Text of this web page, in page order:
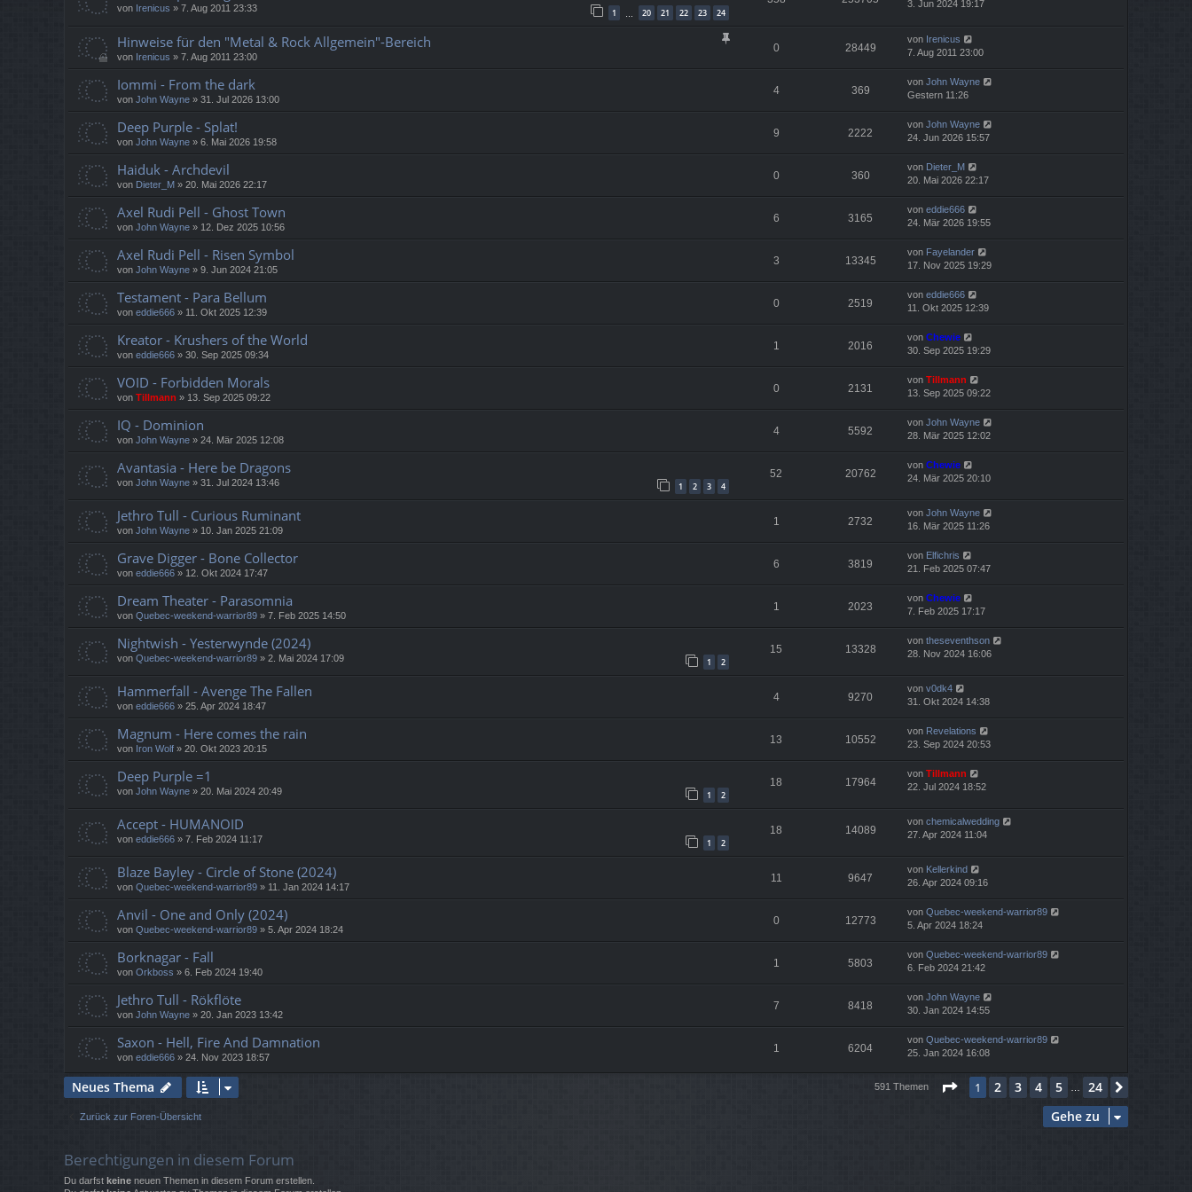
von Irenicus » 7. Aug 2011 23:33 1 20 21 22 23 24
3. Jun 2024 19:17
Hinweise für den "Metal & Rock Allgemein"-Bereich
von Irenicus » 7. Aug 2011 23:00
0 28449
von Irenicus
7. Aug 2011 23:00
Iommi - From the dark
von John Wayne » 31. Jul 2026 13:00
4 369
von John Wayne
Gestern 11:26
Deep Purple - Splat!
von John Wayne » 6. Mai 2026 19:58
9 2222
von John Wayne
24. Jun 2026 15:57
Haiduk - Archdevil
von Dieter_M » 20. Mai 2026 22:17
0 360
von Dieter_M
20. Mai 2026 22:17
Axel Rudi Pell - Ghost Town
von John Wayne » 12. Dez 2025 10:56
6 3165
von eddie666
24. Mär 2026 19:55
Axel Rudi Pell - Risen Symbol
von John Wayne » 9. Jun 2024 21:05
3 13345
von Fayelander
17. Nov 2025 19:29
Testament - Para Bellum
von eddie666 » 11. Okt 2025 12:39
0 2519
von eddie666
11. Okt 2025 12:39
Kreator - Krushers of the World
von eddie666 » 30. Sep 2025 09:34
1 2016
von Chewie
30. Sep 2025 19:29
VOID - Forbidden Morals
von Tillmann » 13. Sep 2025 09:22
0 2131
von Tillmann
13. Sep 2025 09:22
IQ - Dominion
von John Wayne » 24. Mär 2025 12:08
4 5592
von John Wayne
28. Mär 2025 12:02
Avantasia - Here be Dragons
von John Wayne » 31. Jul 2024 13:46 1 2 3 4
52 20762
von Chewie
24. Mär 2025 20:10
Jethro Tull - Curious Ruminant
von John Wayne » 10. Jan 2025 21:09
1 2732
von John Wayne
16. Mär 2025 11:26
Grave Digger - Bone Collector
von eddie666 » 12. Okt 2024 17:47
6 3819
von Elfichris
21. Feb 2025 07:47
Dream Theater - Parasomnia
von Quebec-weekend-warrior89 » 7. Feb 2025 14:50
1 2023
von Chewie
7. Feb 2025 17:17
Nightwish - Yesterwynde (2024)
von Quebec-weekend-warrior89 » 2. Mai 2024 17:09 1 2
15 13328
von theseventhson
28. Nov 2024 16:06
Hammerfall - Avenge The Fallen
von eddie666 » 25. Apr 2024 18:47
4 9270
von v0dk4
31. Okt 2024 14:38
Magnum - Here comes the rain
von Iron Wolf » 20. Okt 2023 20:15
13 10552
von Revelations
23. Sep 2024 20:53
Deep Purple =1
von John Wayne » 20. Mai 2024 20:49 1 2
18 17964
von Tillmann
22. Jul 2024 18:52
Accept - HUMANOID
von eddie666 » 7. Feb 2024 11:17 1 2
18 14089
von chemicalwedding
27. Apr 2024 11:04
Blaze Bayley - Circle of Stone (2024)
von Quebec-weekend-warrior89 » 11. Jan 2024 14:17
11 9647
von Kellerkind
26. Apr 2024 09:16
Anvil - One and Only (2024)
von Quebec-weekend-warrior89 » 5. Apr 2024 18:24
0 12773
von Quebec-weekend-warrior89
5. Apr 2024 18:24
Borknagar - Fall
von Orkboss » 6. Feb 2024 19:40
1 5803
von Quebec-weekend-warrior89
6. Feb 2024 21:42
Jethro Tull - Rökflöte
von John Wayne » 20. Jan 2023 13:42
7 8418
von John Wayne
30. Jan 2024 14:55
Saxon - Hell, Fire And Damnation
von eddie666 » 24. Nov 2023 18:57
1 6204
von Quebec-weekend-warrior89
25. Jan 2024 16:08
Neues Thema 591 Themen Seite 1von 24
1 2 3 4 5 24
Zurück zur Foren-Übersicht Gehe zu
Berechtigungen in diesem Forum
Du darfst keine neuen Themen in diesem Forum erstellen.